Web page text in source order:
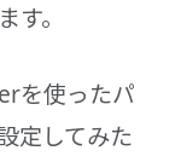
。
を使ったパ
定してみた